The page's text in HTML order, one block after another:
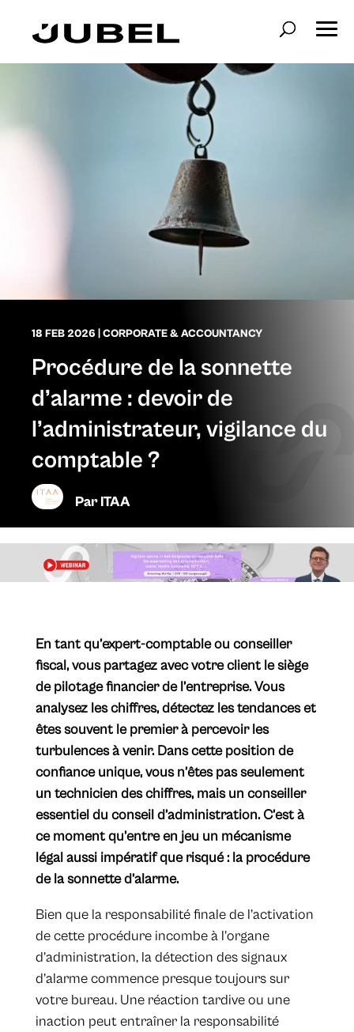
18 FEB 2026 CORPORATE & ACCOUNTANCY
Procédure de la sonnette
d’alarme : devoir de
l’administrateur, vigilance du
comptable ?
ParITAA
En tant qu’expert-comptable ou conseiller
fiscal, vous partagez avec votre client le siège
de pilotage financier de l’entreprise. Vous
analysez les chiffres, détectez les tendances et
êtes souvent le premier à percevoir les
turbulences à venir. Dans cette position de
confiance unique, vous n’êtes pas seulement
un technicien des chiffres, mais un conseiller
essentiel du conseil d’administration. C’est à
ce moment qu’entre en jeu un mécanisme
légal aussi impératif que risqué : la procédure
de la sonnette d’alarme.
Bien que la responsabilité finale de l’activation
de cette procédure incombe à l’organe
d’administration, la détection des signaux
d’alarme commence presque toujours sur
votre bureau. Une réaction tardive ou une
inaction peut entraîner la responsabilité